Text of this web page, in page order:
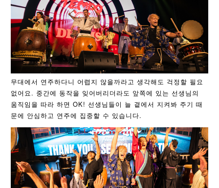
무대에서 연주하다니 어렵지 않을까라고 생각해도 걱정할 필요
없어요. 중간에 동작을 잊어버리더라도 앞쪽에 있는 선생님의
움직임을 따라 하면 OK! 선생님들이 늘 곁에서 지켜봐 주기 때
문에 안심하고 연주에 집중할 수 있습니다.